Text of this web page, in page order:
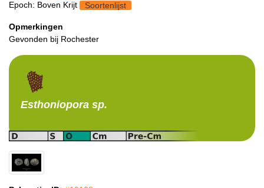
Epoch: Boven Krijt
Soortenlijst
Opmerkingen
Gevonden bij Rochester
Esthoniopora sp.